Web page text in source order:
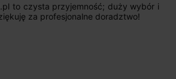
to czysta przyjemność; duży wybór i
za profesjonalne doradztwo!